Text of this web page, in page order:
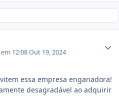
12:08Out 19, 2024
essa empresa enganadora!
desagradável ao adquirir